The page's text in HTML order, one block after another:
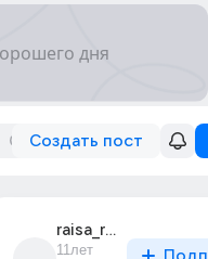
Создать пост
raisa_raisa_145
11лет